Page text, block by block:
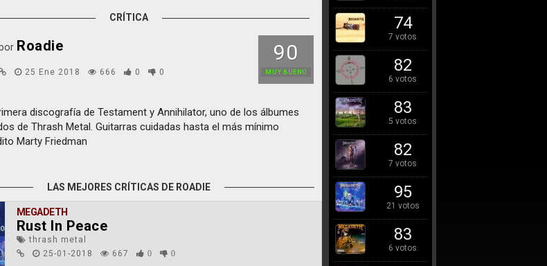
CRÍTICA
90
MUY BUENO
Roadie
25 Ene 2018 666 0 0
discografía de Testament y Annihilator, uno de los álbumes
de Thrash Metal. Guitarras cuidadas hasta el más mínimo
Marty Friedman
LAS MEJORES CRÍTICAS DE ROADIE
MEGADETH
Rust In Peace
thrash metal
25-01-2018
667 0 0
74
7 votos
82
6 votos
83
5 votos
82
7 votos
95
21 votos
83
6 votos